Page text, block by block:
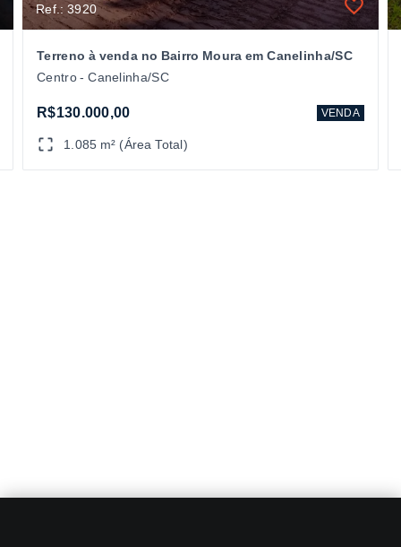
Ref.: 3920
Terreno à venda no Bairro Moura em Canelinha/SC
Centro - Canelinha/SC
R$130.000,00 VENDA
1.085 m² (Área Total)